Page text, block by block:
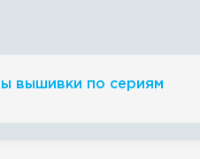
вышивки по сериям